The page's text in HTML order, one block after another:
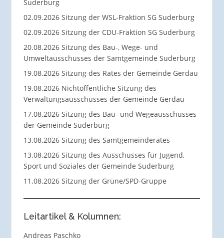
Suderburg
02.09.2026 Sitzung der WSL-Fraktion SG Suderburg
02.09.2026 Sitzung der CDU-Fraktion SG Suderburg
20.08.2026 Sitzung des Bau-, Wege- und
Umweltausschusses der Samtgemeinde Suderburg
19.08.2026 Sitzung des Rates der Gemeinde Gerdau
19.08.2026 Nichtöffentliche Sitzung des
Verwaltungsausschusses der Gemeinde Gerdau
17.08.2026 Sitzung des Bau- und Wegeausschusses
der Gemeinde Suderburg
13.08.2026 Sitzung des Samtgemeinderates
13.08.2026 Sitzung des Ausschusses für Jugend,
Sport und Soziales der Gemeinde Suderburg
11.08.2026 Sitzung der Grüne/SPD-Gruppe
Leitartikel & Kolumnen:
Andreas Paschko